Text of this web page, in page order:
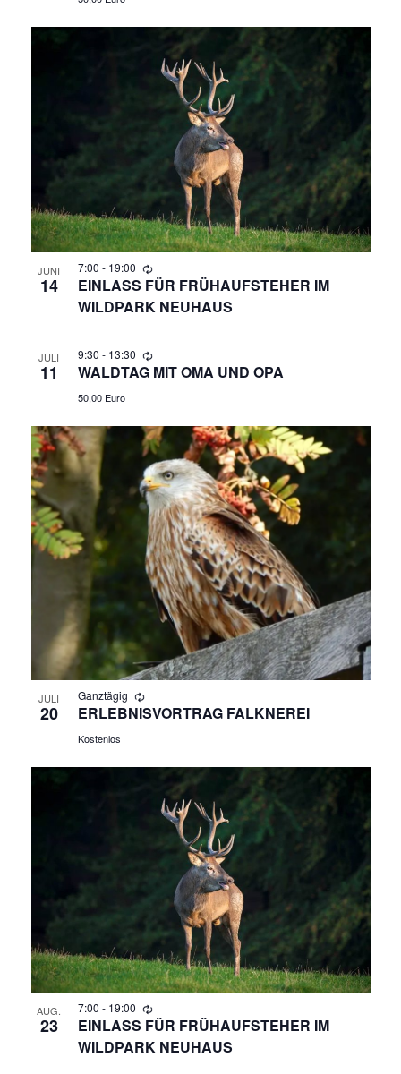
JUNI
14
7:00 - 19:00
EINLASS FÜR FRÜHAUFSTEHER IM
WILDPARK NEUHAUS
JULI
11
9:30 - 13:30
WALDTAG MIT OMA UND OPA
50,00 Euro
JULI
20
Ganztägig
ERLEBNISVORTRAG FALKNEREI
Kostenlos
AUG.
23
7:00 - 19:00
EINLASS FÜR FRÜHAUFSTEHER IM
WILDPARK NEUHAUS